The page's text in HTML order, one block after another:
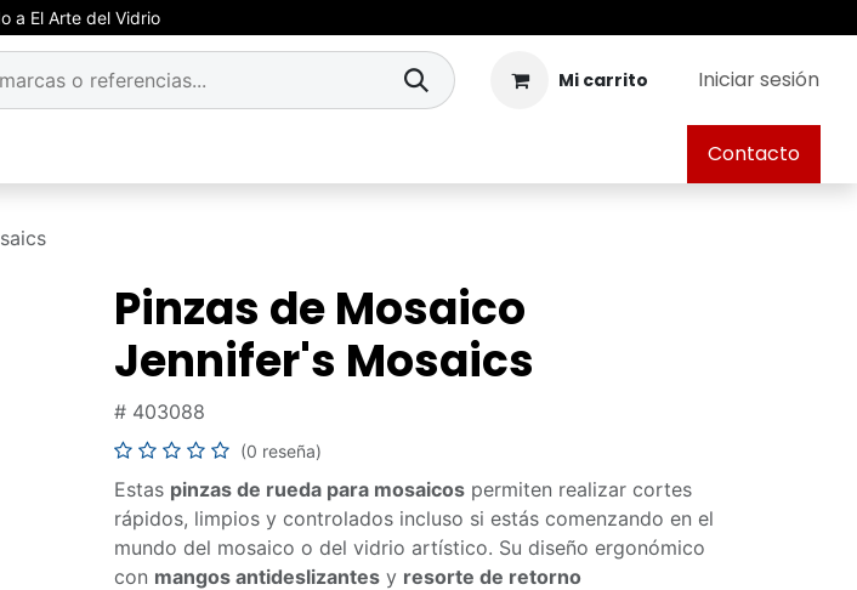
a El Arte del Vidrio
Mi carrito Iniciar sesión
Contacto
Pinzas de Mosaico
Jennifer's Mosaics
# 403088
(0 reseña)
Estas pinzas de rueda para mosaicos permiten realizar cortes
rápidos, limpios y controlados incluso si estás comenzando en el
mundo del mosaico o del vidrio artístico. Su diseño ergonómico
con mangos antideslizantes y resorte de retorno